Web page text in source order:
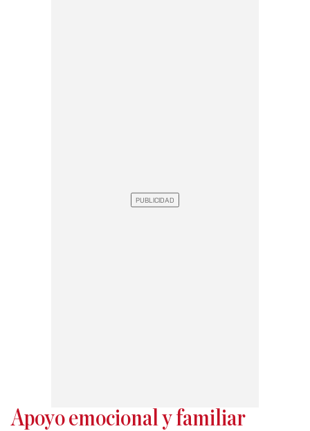
Apoyo emocional y familiar